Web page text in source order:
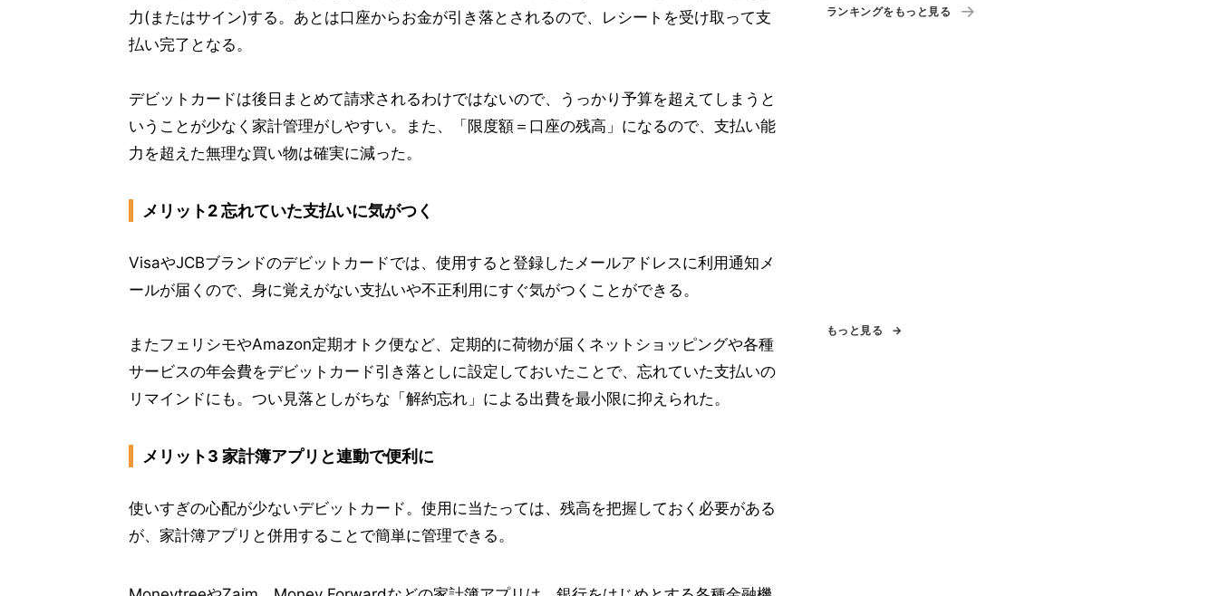
力(またはサイン)する。あとは口座からお金が引き落とされるので、レシートを受け取って支
払い完了となる。
デビットカードは後日まとめて請求されるわけではないので、うっかり予算を超えてしまうと
いうことが少なく家計管理がしやすい。また、「限度額＝口座の残高」になるので、支払い能
力を超えた無理な買い物は確実に減った。
メリット2 忘れていた支払いに気がつく
VisaやJCBブランドのデビットカードでは、使用すると登録したメールアドレスに利用通知メ
ールが届くので、身に覚えがない支払いや不正利用にすぐ気がつくことができる。
またフェリシモやAmazon定期オトク便など、定期的に荷物が届くネットショッピングや各種
サービスの年会費をデビットカード引き落としに設定しておいたことで、忘れていた支払いの
リマインドにも。つい見落としがちな「解約忘れ」による出費を最小限に抑えられた。
メリット3 家計簿アプリと連動で便利に
使いすぎの心配が少ないデビットカード。使用に当たっては、残高を把握しておく必要がある
が、家計簿アプリと併用することで簡単に管理できる。
ランキングをもっと見る
もっと見る